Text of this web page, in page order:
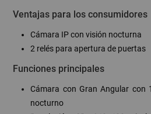
Ventajas para los consumidores
Cámara IP con visión nocturna
2 relés para apertura de puertas
Funciones principales
Cámara con Gran Angular con
nocturno